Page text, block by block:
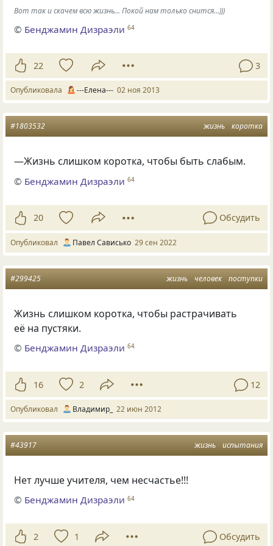
Вот так и скачем всю жизнь... Покой нам только снится...)))
© Бенджамин Дизраэли 64
22 3
Опубликовала ---Елена--- 02 ноя 2013
жизнь коротка
#1803532
―Жизнь слишком коротка, чтобы быть слабым.
© Бенджамин Дизраэли 64
20 Обсудить
Опубликовал Павел Сависько 29 сен 2022
жизнь человек поступки
#299425
Жизнь слишком коротка, чтобы растрачивать
её на пустяки.
© Бенджамин Дизраэли 64
16 2 12
Опубликовал Владимир_ 22 июн 2012
жизнь испытания
#43917
Нет лучше учителя, чем несчастье!!!
© Бенджамин Дизраэли 64
2 1 Обсудить